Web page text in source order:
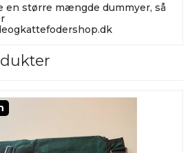
en større mængde dummyer, så